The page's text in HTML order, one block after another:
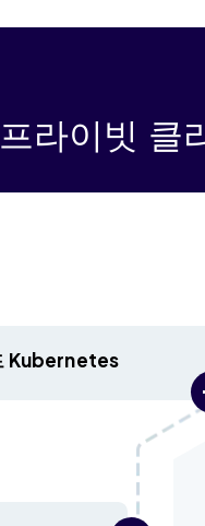
프라이빗 클